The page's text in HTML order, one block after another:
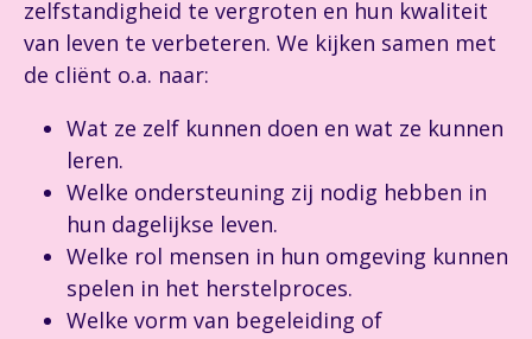
zelfstandigheid te vergroten en hun kwaliteit
van leven te verbeteren. We kijken samen met
de cliënt o.a. naar:
Wat ze zelf kunnen doen en wat ze kunnen
leren.
Welke ondersteuning zij nodig hebben in
hun dagelijkse leven.
Welke rol mensen in hun omgeving kunnen
spelen in het herstelproces.
Welke vorm van begeleiding of